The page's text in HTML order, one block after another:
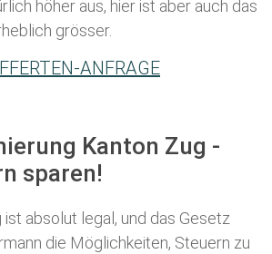
höher aus, hier ist aber auch das
grösser.
ANFRAGE
Kanton Zug -
sparen!
absolut legal, und das Gesetz
die Möglichkeiten, Steuern zu